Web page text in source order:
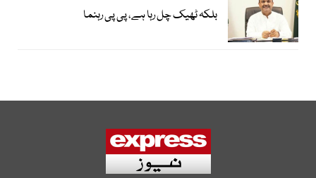
بلکہ ٹھیک چل رہا ہے، پی پی رہنما